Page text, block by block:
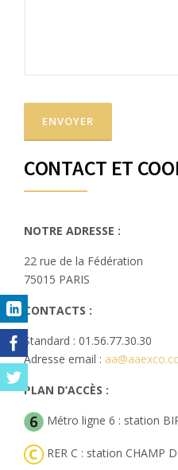
CONTACT ET
NOTRE ADRESSE :
22 rue de la Fédération
75015 PARIS
CONTACTS :
Standard : 01.56.77.30.30
Adresse email :
PLAN D’ACCÈS :
Métro ligne 6 : station
RER C : station CHAMP